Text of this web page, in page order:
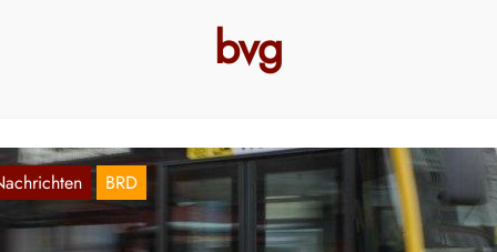
bvg
BRD
BVG kürzt das Busangebot wegen